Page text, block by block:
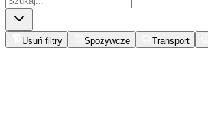
Usuń filtry Spożywcze Transport